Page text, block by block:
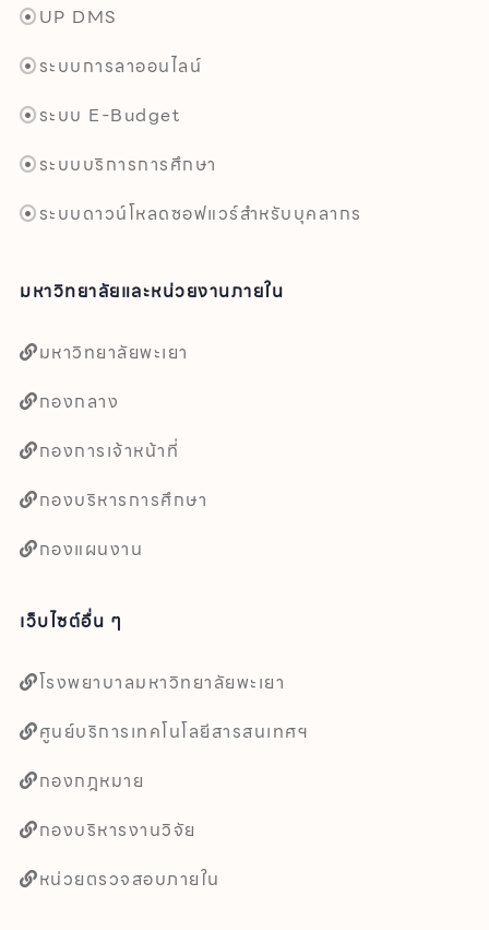
UP DMS
ระบบการลาออนไลน์
ระบบ E-Budget
ระบบบริการการศึกษา
ระบบดาวน์โหลดซอฟแวร์สำหรับบุคลากร
มหาวิทยาลัยและหน่วยงานภายใน
มหาวิทยาลัยพะเยา
กองกลาง
กองการเจ้าหน้าที่
กองบริหารการศึกษา
กองแผนงาน
เว็บไซต์อื่น ๆ
โรงพยาบาลมหาวิทยาลัยพะเยา
ศูนย์บริการเทคโนโลยีสารสนเทศฯ
กองกฎหมาย
กองบริหารงานวิจัย
หน่วยตรวจสอบภายใน